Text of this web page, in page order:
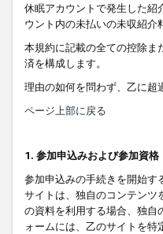
休眠アカウントで発生した紹
ウント内の未払いの未収紹
本規約に記載の全ての控除ま
済を構成します。
理由の如何を問わず、乙に超
ページ上部に戻る
1. 参加申込みおよび参加資格
参加申込みの手続きを開始す
サイトは、独自のコンテンツ
の資料を利用する場合、独自
ォームには、乙のサイトを